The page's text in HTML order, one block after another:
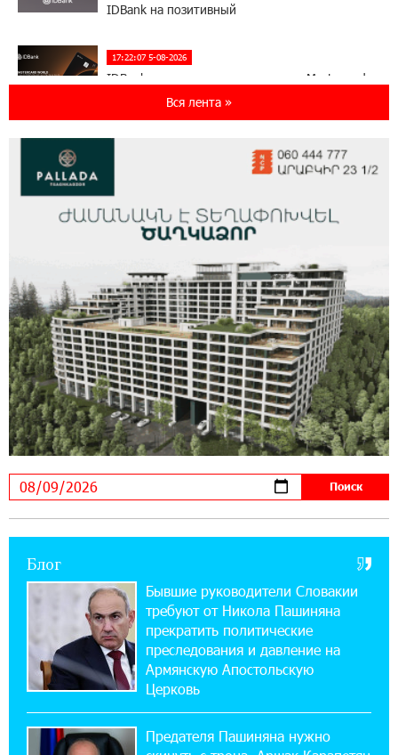
IDBank на позитивный
17:22:07 5-08-2026
IDBank представляет новую карту Mastercard
World с преимуществами для путешествий и
мониторинг дикой природы в Гнишике с
помощью солнечной энергии
Ucom и FPWC обеспечат круглосуточный
мониторинг дикой природы в Гнишике с
помощью солнечной энергии
22:41:05 3-08-2026
Idram и IDBank - рядом со стартапами на
Seaside Startup Summit
10:12:55 3-08-2026
В мобильном приложении Юнибанка теперь
можно зарегистрироваться также с помощью
«Бесплатные бонусы в играх»: IDBank
предупреждает о кибератаках на школьников
11:21:15 31-07-2026
ЕАЭС со временем будет расширяться. Когда-
нибудь это поймёт и рядовой армянин, но
11:03:52 31-07-2026
Вся лента »
Блог
Бывшие руководители Словакии
требуют от Никола Пашиняна
прекратить политические
преследования и давление на
Армянскую Апостольскую
Церковь
Предателя Пашиняна нужно